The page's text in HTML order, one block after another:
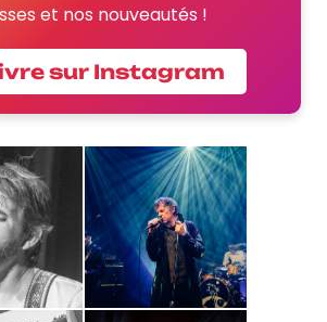
et nos nouveautés !
sur Instagram